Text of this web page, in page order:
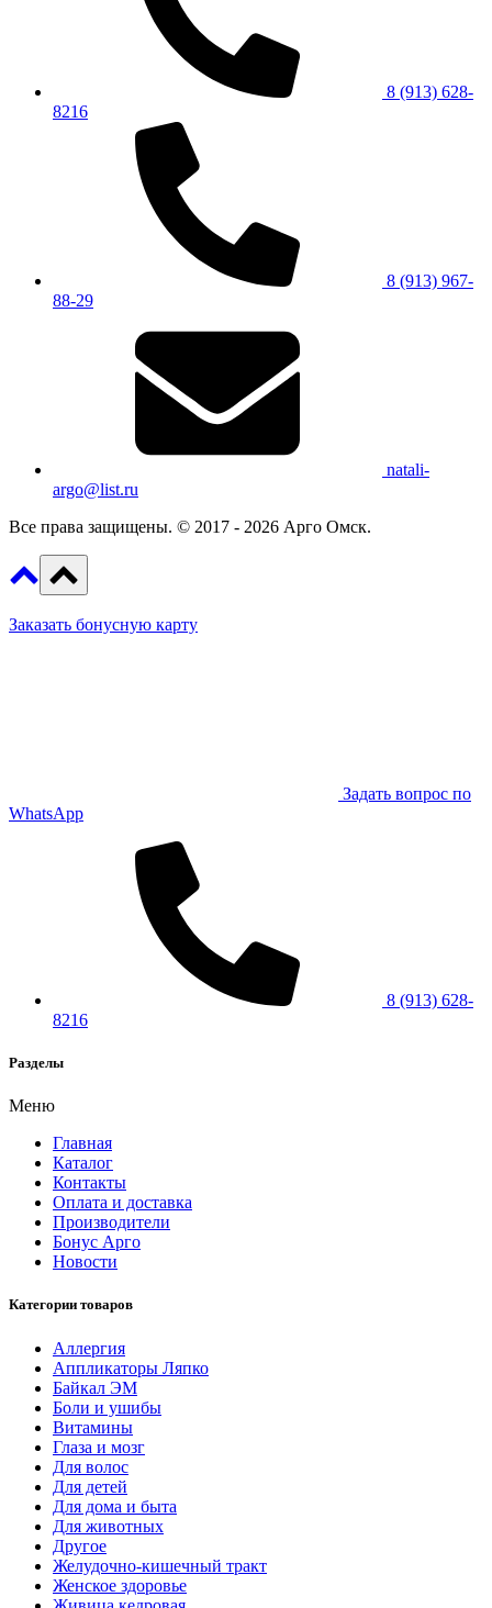
8 (913) 628-
8216
8 (913) 967-
88-29
natali-
argo@list.ru
Все права защищены. © 2017 - 2026 Арго Омск.
Заказать бонусную карту
Задать вопрос по
WhatsApp
8 (913) 628-
8216
Разделы
Меню
Главная
Каталог
Контакты
Оплата и доставка
Производители
Бонус Арго
Новости
Категории товаров
Аллергия
Аппликаторы Ляпко
Байкал ЭМ
Боли и ушибы
Витамины
Глаза и мозг
Для волос
Для детей
Для дома и быта
Для животных
Другое
Желудочно-кишечный тракт
Женское здоровье